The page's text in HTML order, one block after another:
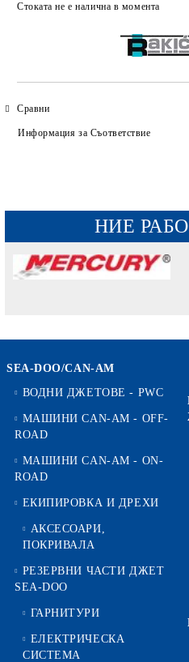
Стоката не е налична в момента
Сравни
Информация за Съответствие
НИЕ
SEA-DOO/CAN-AM
ВОДНИ ДЖЕТОВЕ - PWC
МАШИНИ CAN-AM - OFF-
ROAD
МАШИНИ CAN-AM - ON-
ROAD
ЕКИПИРОВКА И ДРЕХИ
АКСЕСОАРИ,
ПОКРИВАЛА
РЕЗЕРВНИ ЧАСТИ ДЖЕТ
SEA-DOO
ГАРНИТУРИ
ЕЛЕКТРИЧЕСКА
СИСТЕМА